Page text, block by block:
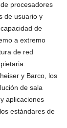
procesadores
de usuario y
de
a extremo
de red
y Barco, los
de sala
aplicaciones
estándares de